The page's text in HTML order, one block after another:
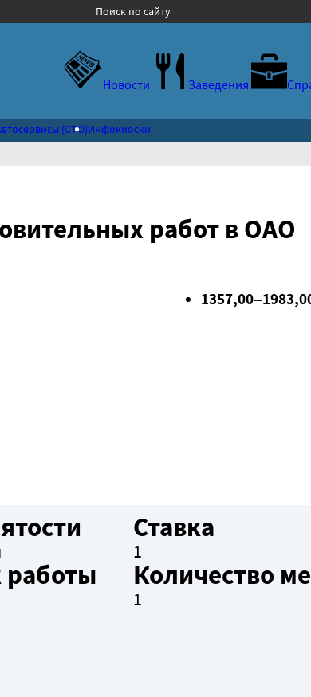
Поиск по сайту
Новости Заведения
(СТО)Инфокиоски
работ в ОАО
Ставка
1
Количество
1